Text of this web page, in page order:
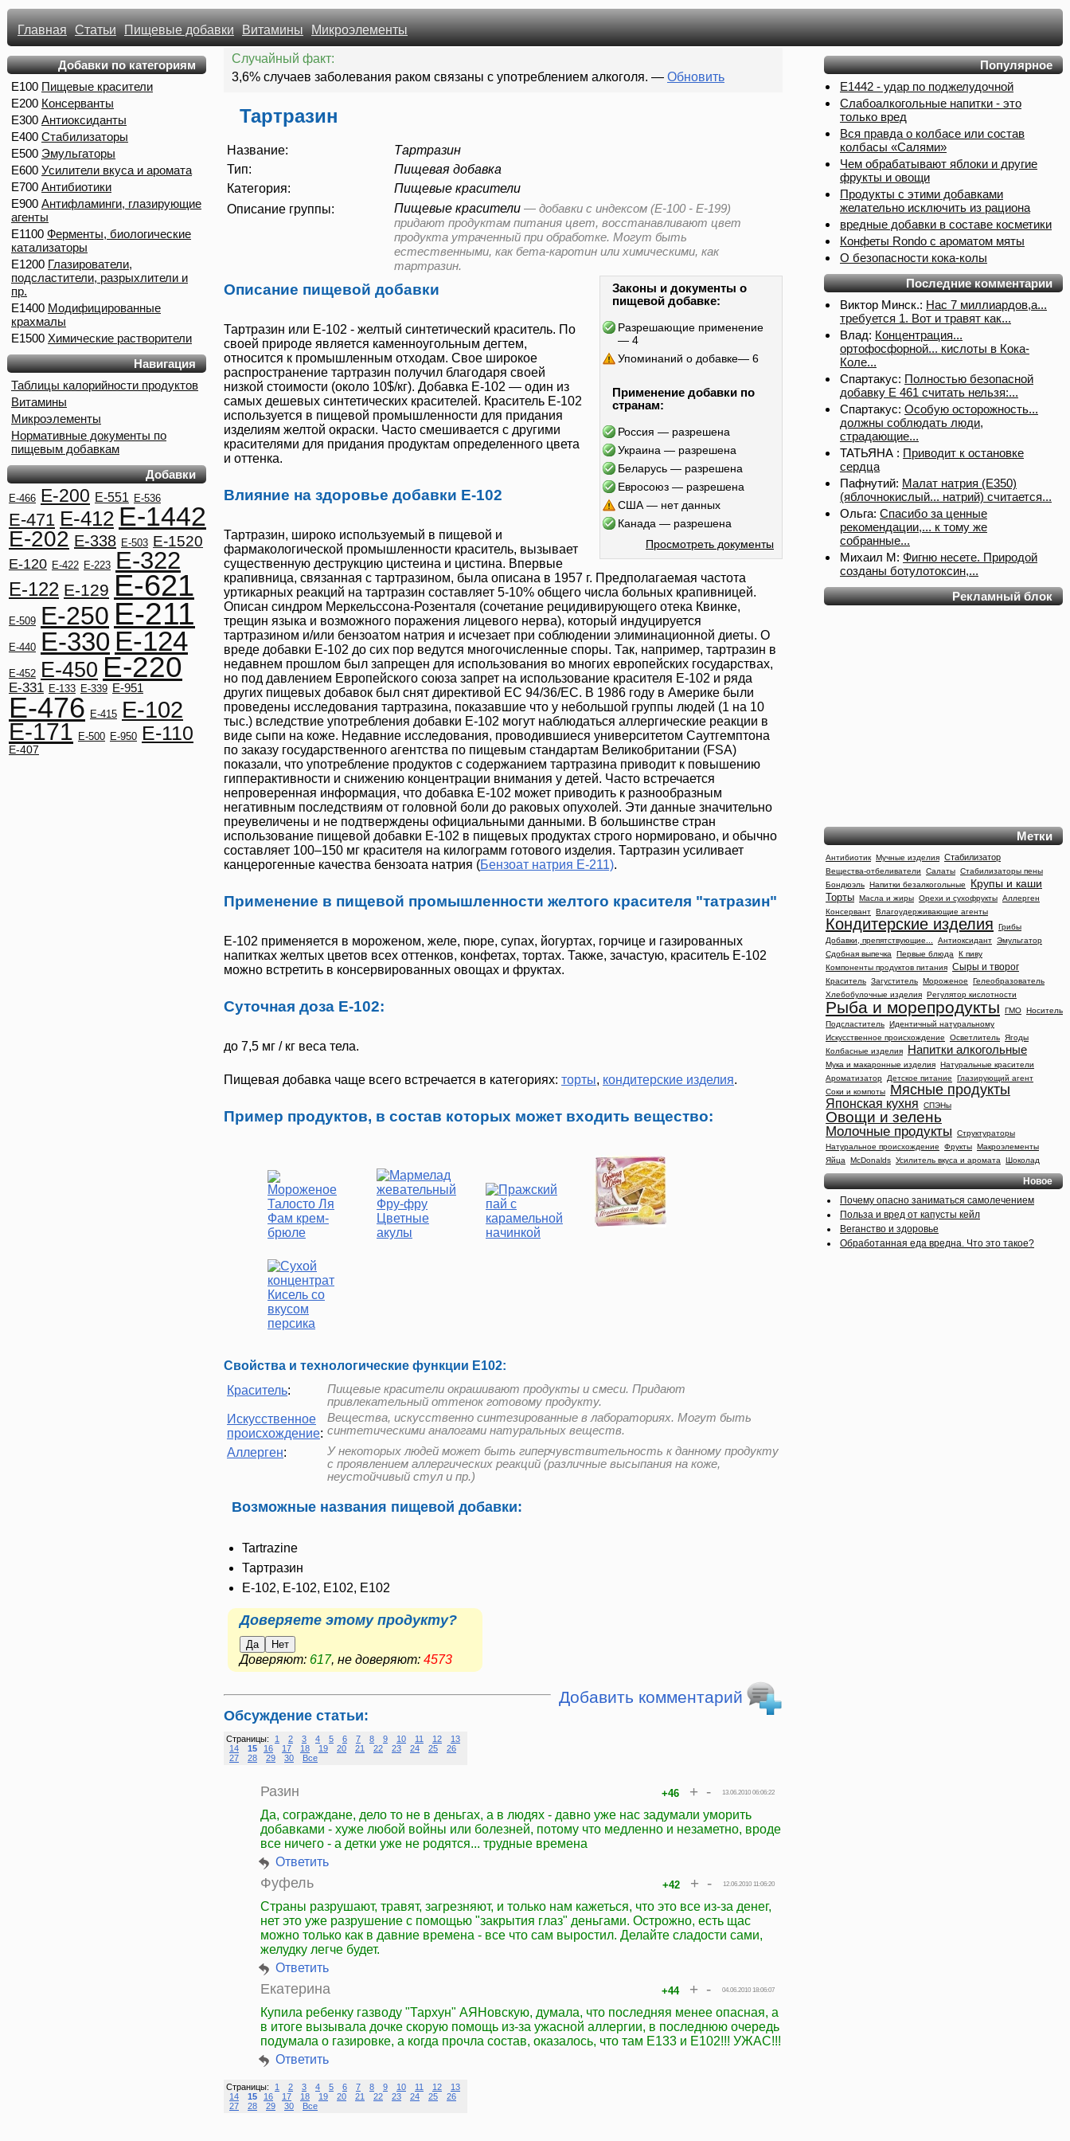
Главная Статьи Пищевые добавки Витамины Микроэлементы
Добавки по категориям
E100 Пищевые красители
E200 Консерванты
E300 Антиоксиданты
E400 Стабилизаторы
E500 Эмульгаторы
E600 Усилители вкуса и аромата
E700 Антибиотики
E900 Антифламинги, глазирующие
агенты
E1100 Ферменты, биологические
катализаторы
E1200 Глазирователи,
подсластители, разрыхлители и
пр.
E1400 Модифицированные
крахмалы
E1500 Химические растворители
Навигация
Таблицы калорийности продуктов
Витамины
Микроэлементы
Нормативные документы по
пищевым добавкам
Добавки
E-466 E-200 E-551 E-536
E-471 E-412 E-1442
E-202 E-338 E-503 E-1520
E-120 E-422 E-223 E-322
E-122 E-129 E-621
E-509 E-250 E-211
E-440 E-330 E-124
E-452 E-450 E-220
E-331 E-133 E-339 E-951
E-476 E-415 E-102
E-171 E-500 E-950 E-110
E-407
Популярное
Е1442 - удар по поджелудочной
Слабоалкогольные напитки - это
только вред
Вся правда о колбасе или состав
колбасы «Салями»
Чем обрабатывают яблоки и другие
фрукты и овощи
Продукты с этими добавками
желательно исключить из рациона
вредные добавки в составе косметики
Конфеты Rondo с ароматом мяты
О безопасности кока-колы
Последние комментарии
Виктор Минск.: Нас 7 миллиардов,а...
требуется 1. Вот и травят как...
Влад: Концентрация...
ортофосфорной... кислоты в Кока-
Коле...
Спартакус: Полностью безопасной
добавку Е 461 считать нельзя:...
Спартакус: Особую осторожность...
должны соблюдать люди,
страдающие...
ТАТЬЯНА : Приводит к остановке
сердца
Пафнутий: Малат натрия (E350)
(яблочнокислый... натрий) считается...
Ольга: Спасибо за ценные
рекомендации,... к тому же
собранные...
Михаил М: Фигню несете. Природой
созданы ботулотоксин,...
Рекламный блок
Метки
Антибиотик Мучные изделия Стабилизатор
Вещества-отбеливатели Салаты Стабилизаторы пены
Бондюэль Напитки безалкогольные Крупы и каши
Торты Масла и жиры Орехи и сухофрукты Аллерген
Консервант Влагоудерживающие агенты
Кондитерские изделия
Грибы
Добавки, препятствующие...
Антиоксидант Эмульгатор
Сдобная выпечка
Первые блюда
К пиву
Компоненты продуктов питания Сыры и творог
Краситель Загуститель Мороженое
Гелеобразователь
Хлебобулочные изделия Регулятор кислотности
Рыба и морепродукты ГМО Носитель
Подсластитель Идентичный натуральному
Искусственное происхождение
Осветлитель Ягоды
Колбасные изделия
Напитки алкогольные
Мука и макаронные изделия Натуральные красители
Ароматизатор
Детское питание
Глазирующий агент
Соки и компоты
Мясные продукты
Японская кухня СПЭНы
Овощи и зелень
Молочные продукты
Структураторы
Натуральное происхождение
Фрукты Макроэлементы
Яйца
McDonalds Усилитель вкуса и аромата Шоколад
Новое
Почему опасно заниматься самолечением
Польза и вред от капусты кейл
Веганство и здоровье
Обработанная еда вредна. Что это такое?
Случайный факт:
3,6% случаев заболевания раком связаны с употреблением алкоголя. — Обновить
Тартразин
Название:
Тартразин
Тип:
Пищевая добавка
Категория:
Пищевые красители
Описание группы:
Пищевые красители — добавки с индексом (E-100 - E-199)
придают продуктам питания цвет, восстанавливают цвет
продукта утраченный при обработке. Могут быть
естественными, как бета-каротин или химическими, как
тартразин.
Законы и документы о
пищевой добавке:
Разрешающие применение
— 4
Упоминаний о добавке— 6
Применение добавки по
странам:
Россия — разрешена
Украина — разрешена
Беларусь — разрешена
Евросоюз — разрешена
США — нет данных
Канада — разрешена
Просмотреть документы
Описание пищевой добавки
Тартразин или Е-102 - желтый синтетический краситель. По
своей природе является каменноугольным дегтем,
относится к промышленным отходам. Свое широкое
распространение тартразин получил благодаря своей
низкой стоимости (около 10$/кг). Добавка Е-102 — один из
самых дешевых синтетических красителей. Краситель Е-102
используется в пищевой промышленности для придания
изделиям желтой окраски. Часто смешивается с другими
красителями для придания продуктам определенного цвета
и оттенка.
Влияние на здоровье добавки Е-102
Тартразин, широко используемый в пищевой и
фармакологической промышленности краситель, вызывает
существенную деструкцию цистеина и цистина. Впервые
крапивница, связанная с тартразином, была описана в 1957 г. Предполагаемая частота
уртикарных реакций на тартразин составляет 5-10% общего числа больных крапивницей.
Описан синдром Меркельссона-Розенталя (сочетание рецидивирующего отека Квинке,
трещин языка и возможного поражения лицевого нерва), который индуцируется
тартразином и/или бензоатом натрия и исчезает при соблюдении элиминационной диеты. О
вреде добавки Е-102 до сих пор ведутся многочисленные споры. Так, например, тартразин в
недавнем прошлом был запрещен для использования во многих европейских государствах,
но под давлением Европейского союза запрет на использование красителя Е-102 и ряда
других пищевых добавок был снят директивой ЕС 94/36/EC. В 1986 году в Америке были
проведены исследования тартразина, показавшие что у небольшой группы людей (1 на 10
тыс.) вследствие употребления добавки Е-102 могут наблюдаться аллергические реакции в
виде сыпи на коже. Недавние исследования, проводившиеся университетом Саутгемптона
по заказу государственного агентства по пищевым стандартам Великобритании (FSA)
показали, что употребление продуктов с содержанием тартразина приводит к повышению
гипперактивности и снижению концентрации внимания у детей. Часто встречается
непроверенная информация, что добавка Е-102 может приводить к разнообразным
негативным последствиям от головной боли до раковых опухолей. Эти данные значительно
преувеличены и не подтверждены официальными данными. В большинстве стран
использование пищевой добавки Е-102 в пищевых продуктах строго нормировано, и обычно
составляет 100–150 мг красителя на килограмм готового изделия. Тартразин усиливает
канцерогенные качества бензоата натрия (Бензоат натрия Е-211).
Применение в пищевой промышленности желтого красителя "татразин"
Е-102 применяется в мороженом, желе, пюре, супах, йогуртах, горчице и газированных
напитках желтых цветов всех оттенков, конфетах, тортах. Также, зачастую, краситель Е-102
можно встретить в консервированных овощах и фруктах.
Суточная доза Е-102:
до 7,5 мг / кг веса тела.
Пищевая добавка чаще всего встречается в категориях: торты, кондитерские изделия.
Пример продуктов, в состав которых может входить вещество:
Свойства и технологические функции Е102:
Краситель:
Пищевые красители окрашивают продукты и смеси. Придают
привлекательный оттенок готовому продукту.
Искусственное
происхождение:
Вещества, искусственно синтезированные в лабораториях. Могут быть
синтетическими аналогами натуральных веществ.
Аллерген:
У некоторых людей может быть гиперчувствительность к данному продукту
с проявлением аллергических реакций (различные высыпания на коже,
неустойчивый стул и пр.)
Возможные названия пищевой добавки:
Tartrazine
Тартразин
E-102, Е-102, Е102, E102
Доверяете этому продукту?
Да Нет
Доверяют: 617, не доверяют: 4573
Добавить комментарий
Обсуждение статьи:
Страницы: 1 2 3 4 5 6 7 8 9 10 11 12
13
14
15 16 17 18 19 20 21 22 23 24 25
26
27
28 29 30 Все
Разин 13.06.2010 06:06:22
+46 + -
Да, сограждане, дело то не в деньгах, а в людях - давно уже нас задумали уморить
добавками - хуже любой войны или болезней, потому что медленно и незаметно, вроде
все ничего - а детки уже не родятся... трудные времена
Ответить
Фуфель 12.06.2010 11:06:20
+42 + -
Страны разрушают, травят, загрезняют, и только нам кажеться, что это все из-за денег,
нет это уже разрушение с помощью "закрытия глаз" деньгами. Острожно, есть щас
можно только как в давние времена - все что сам выростил. Делайте сладости сами,
желудку легче будет.
Ответить
Екатерина 04.06.2010 18:06:07
+44 + -
Купила ребенку газводу "Тархун" АЯНовскую, думала, что последняя менее опасная, а
в итоге вызывала дочке скорую помощь из-за ужасной аллергии, в последнюю очередь
подумала о газировке, а когда прочла состав, оказалось, что там Е133 и Е102!!! УЖАС!!!
Ответить
Страницы: 1 2 3 4 5 6 7 8 9 10 11 12
13
14
15 16 17 18 19 20 21 22 23 24 25
26
27
28 29 30 Все